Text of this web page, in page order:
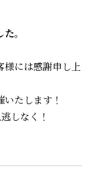
。
様には感謝申し上
たします！
しなく！